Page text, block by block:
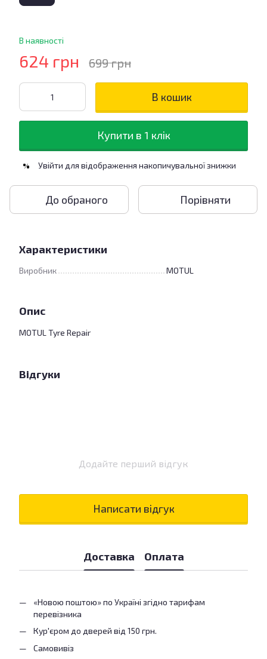
В наявності
624 грн 699 грн
В кошик
Купити в 1 клік
% Увійти для відображення накопичувальної знижки
До обраного Порівняти
Характеристики
Виробник MOTUL
Опис
MOTUL Tyre Repair
Відгуки
Додайте перший відгук
Написати відгук
Доставка Оплата
«Новою поштою» по Україні згідно тарифам
перевізника
Кур'єром до дверей від 150 грн.
Самовивіз